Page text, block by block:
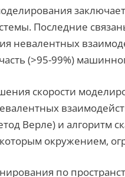
Последние
невалентных
(>95-99%)
скорости
Верле) и алгоритм
окружением,
по